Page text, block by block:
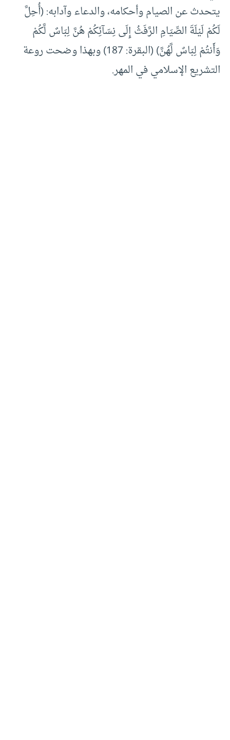
يتحدث عن الصيام وأحكامه، والدعاء وآدابه: (أُحِلَّ
لَكُمْ لَيْلَةَ الصِّيَامِ الرَّفَثُ إِلَى نِسَآئِكُمْ هُنَّ لِبَاسٌ لَّكُمْ
وَأَنتُمْ لِبَاسٌ لَّهُنَّ) (البقرة: 187) وبهذا وضحت روعة
التشريع الإسلامي في المهر.